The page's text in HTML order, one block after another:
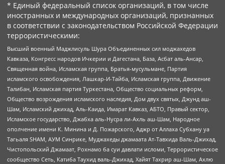
* Единый федеральный список организаций, в том числе
иностранных и международных организаций, признанных
в соответствии с законодательством Российской Федерации
террористическими:
Высший военный Маджлисуль Шура Объединенных сил моджахедов
Кавказа, Конгресс народов Ичкерии и Дагестана, База, Асбат аль-Ансар,
Священная война, Исламская группа, Братья-мусульмане, Партия
исламского освобождения, Лашкар-И-Тайба, Исламская группа, Движение
Талибан, Исламская партия Туркестана, Общество социальных реформ,
Общество возрождения исламского наследия, Дом двух святых, Джунд аш-
Шам, Исламский джихад, Аль-Каида, Имарат Кавказ, АБТО, Правый сектор,
Исламское государство, Джабха аль-Нусра ли-Ахль аш-Шам, Народное
ополчение имени К. Минина и Д. Пожарского, Аджр от Аллаха Субхану уа
Тагьаля SHAM, АУМ Синрике, Муджахеды джамаата Ат-Тавхида Валь-Джихад,
Чистопольский Джамаат, Рохнамо ба суи давлати исломи, Террористическое
сообщество Сеть, Катиба Таухид валь-Джихад, Хайят Тахрир аш-Шам, Ахлю